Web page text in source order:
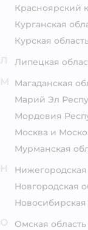
Красноярский
Курганская
Курская
Липецкая
Магаданская
Марий Эл
Мордовия
Москва и
Мурманская
Нижегородская
Новгородская
Новосибирская
Омская область